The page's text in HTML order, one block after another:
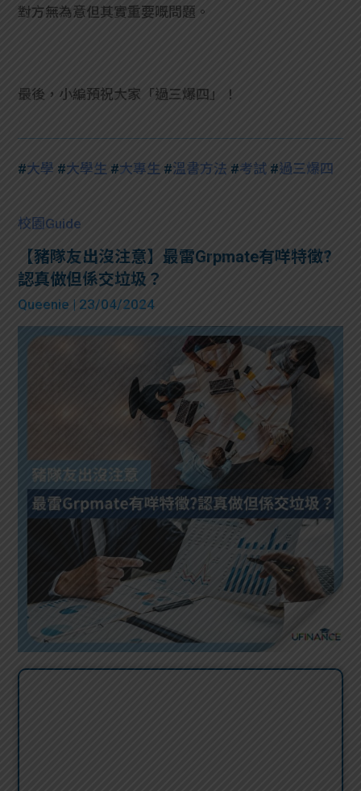
對方無為意但其實重要嘅問題。
最後，小編預祝大家「過三爆四」！
#大學 #大學生 #大專生 #溫書方法 #考試 #過三爆四
校園Guide
【豬隊友出沒注意】最雷Grpmate有咩特徵?
認真做但係交垃圾？
Queenie | 23/04/2024